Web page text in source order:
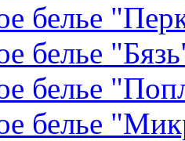
белье
белье
белье
белье